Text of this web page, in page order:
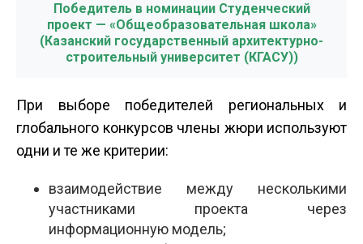
Победитель в номинации Студенческий
проект — «Общеобразовательная школа»
(Казанский государственный архитектурно-
строительный университет (КГАСУ))
При выборе победителей региональных и
глобального конкурсов члены жюри используют
одни и те же критерии:
взаимодействие между несколькими
участниками проекта через
информационную модель;